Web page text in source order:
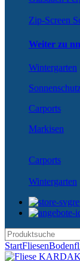
Zip-Screen
Weiter zu
Wintergarten
Carports
Markisen
Carports
Wintergarten
StartFliesen